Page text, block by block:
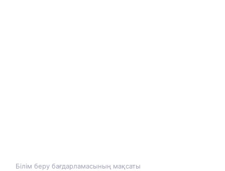
Білім беру бағдарламасының мақсаты